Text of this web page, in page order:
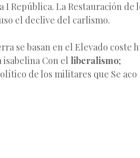
I República. La Restauración de
el declive del carlismo.
se basan en el Elevado coste
Con el liberalismo;
de los militares que Se aco